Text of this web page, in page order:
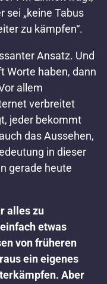
sei „keine Tabus
zu kämpfen“.
Ansatz. Und
Worte haben, dann
allem
verbreitet
jeder bekommt
das Aussehen,
in dieser
gerade heute
alles zu
etwas
von früheren
ein eigenes
Aber